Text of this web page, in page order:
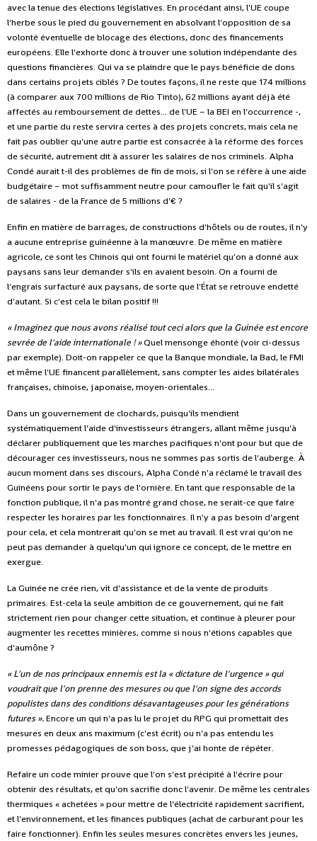
avec la tenue des élections législatives. En procédant ainsi, l'UE coupe
l'herbe sous le pied du gouvernement en absolvant l'opposition de sa
volonté éventuelle de blocage des élections, donc des financements
européens. Elle l'exhorte donc à trouver une solution indépendante des
questions financières. Qui va se plaindre que le pays bénéficie de dons
dans certains projets ciblés ? De toutes façons, il ne reste que 174 millions
(à comparer aux 700 millions de Rio Tinto), 62 millions ayant déjà été
affectés au remboursement de dettes... de l'UE – la BEI en l'occurrence -,
et une partie du reste servira certes à des projets concrets, mais cela ne
fait pas oublier qu'une autre partie est consacrée à la réforme des forces
de sécurité, autrement dit à assurer les salaires de nos criminels. Alpha
Condé aurait t-il des problèmes de fin de mois, si l'on se réfère à une aide
budgétaire – mot suffisamment neutre pour camoufler le fait qu'il s'agit
de salaires - de la France de 5 millions d'€ ?
Enfin en matière de barrages, de constructions d'hôtels ou de routes, il n'y
a aucune entreprise guinéenne à la manœuvre. De même en matière
agricole, ce sont les Chinois qui ont fourni le matériel qu'on a donné aux
paysans sans leur demander s'ils en avaient besoin. On a fourni de
l'engrais surfacturé aux paysans, de sorte que l'État se retrouve endetté
d'autant. Si c'est cela le bilan positif !!!
« Imaginez que nous avons réalisé tout ceci alors que la Guinée est encore
sevrée de l'aide internationale ! »Quel mensonge éhonté (voir ci-dessus
par exemple). Doit-on rappeler ce que la Banque mondiale, la Bad, le FMI
et même l'UE financent parallèlement, sans compter les aides bilatérales
françaises, chinoise, japonaise, moyen-orientales...
Dans un gouvernement de clochards, puisqu'ils mendient
systématiquement l'aide d'investisseurs étrangers, allant même jusqu'à
déclarer publiquement que les marches pacifiques n'ont pour but que de
décourager ces investisseurs, nous ne sommes pas sortis de l'auberge. À
aucun moment dans ses discours, Alpha Condé n'a réclamé le travail des
Guinéens pour sortir le pays de l'ornière. En tant que responsable de la
fonction publique, il n'a pas montré grand chose, ne serait-ce que faire
respecter les horaires par les fonctionnaires. Il n'y a pas besoin d'argent
pour cela, et cela montrerait qu'on se met au travail. Il est vrai qu'on ne
peut pas demander à quelqu'un qui ignore ce concept, de le mettre en
exergue.
La Guinée ne crée rien, vit d'assistance et de la vente de produits
primaires. Est-cela la seule ambition de ce gouvernement, qui ne fait
strictement rien pour changer cette situation, et continue à pleurer pour
augmenter les recettes minières, comme si nous n'étions capables que
d'aumône ?
« L'un de nos principaux ennemis est la « dictature de l'urgence » qui
voudrait que l'on prenne des mesures ou que l'on signe des accords
populistes dans des conditions désavantageuses pour les générations
futures ».Encore un qui n'a pas lu le projet du RPG qui promettait des
mesures en deux ans maximum (c'est écrit) ou n'a pas entendu les
promesses pédagogiques de son boss, que j'ai honte de répéter.
Refaire un code minier prouve que l'on s'est précipité à l'écrire pour
obtenir des résultats, et qu'on sacrifie donc l'avenir. De même les centrales
thermiques « achetées » pour mettre de l'électricité rapidement sacrifient,
et l'environnement, et les finances publiques (achat de carburant pour les
faire fonctionner). Enfin les seules mesures concrètes envers les jeunes,